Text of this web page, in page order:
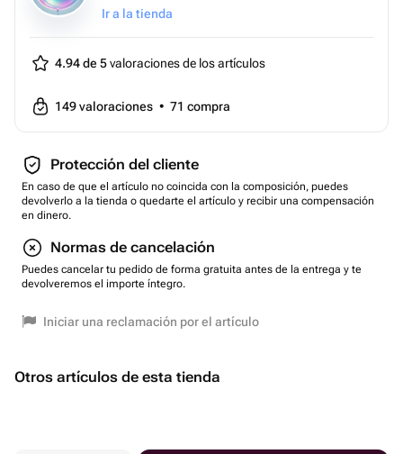
Ir a la tienda
4.94 de 5valoraciones de los artículos
149valoraciones • 71 compra
Protección del cliente
En caso de que el artículo no coincida con la composición, puedes
devolverlo a la tienda o quedarte el artículo y recibir una compensación
en dinero.
Normas de cancelación
Puedes cancelar tu pedido de forma gratuita antes de la entrega y te
devolveremos el importe íntegro.
Iniciar una reclamación por el artículo
Otros artículos de esta tienda